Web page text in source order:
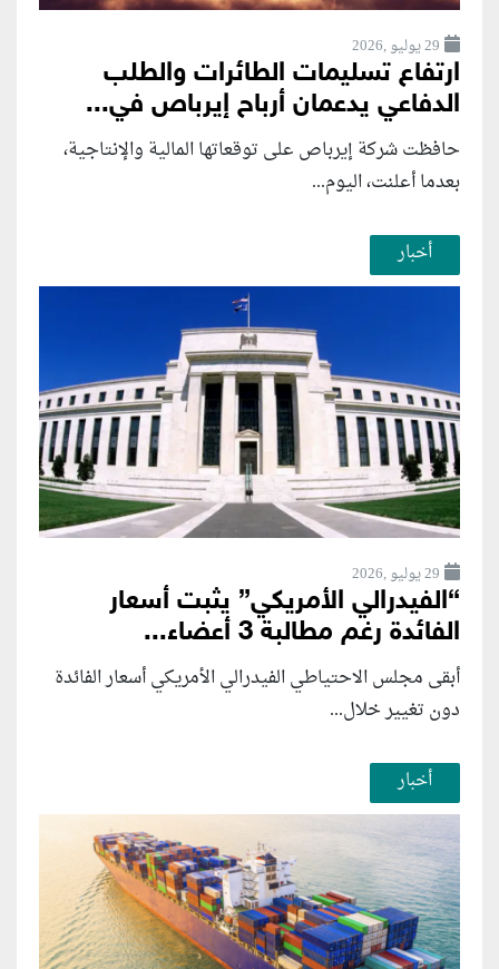
29 يوليو ,2026
ارتفاع تسليمات الطائرات والطلب
الدفاعي يدعمان أرباح إيرباص في...
حافظت شركة إيرباص على توقعاتها المالية والإنتاجية،
بعدما أعلنت، اليوم...
أخبار
29 يوليو ,2026
“الفيدرالي الأمريكي” يثبت أسعار
الفائدة رغم مطالبة 3 أعضاء...
أبقى مجلس الاحتياطي الفيدرالي الأمريكي أسعار الفائدة
دون تغيير خلال...
أخبار